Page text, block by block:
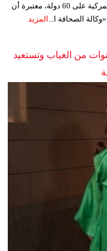
دونالد ترمب، الاثنين، على خلفية فرضه رسوماً جمركية على 60 دولة، معتبرة أن
الصحافة ا...
المزيد
من الغياب وتستعيد